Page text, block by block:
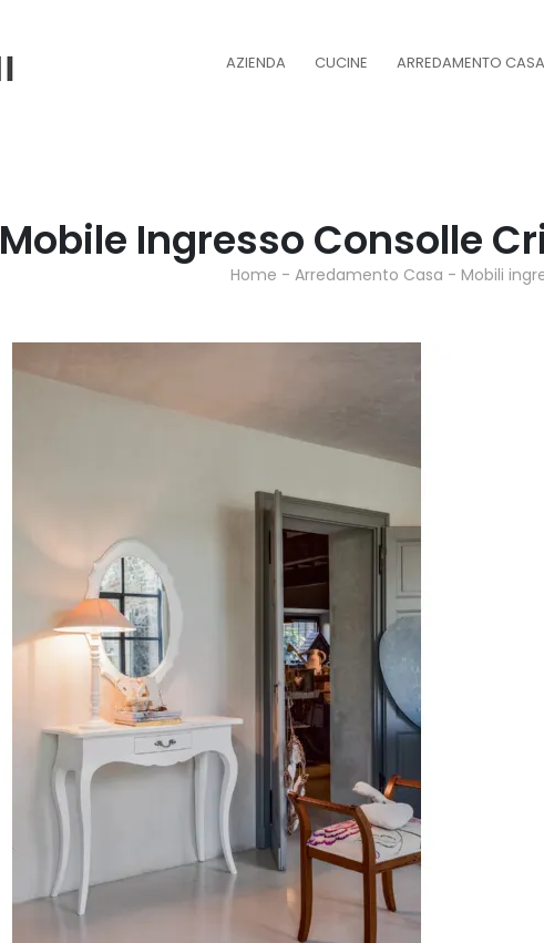
AZIENDA CUCINE ARREDAMENTO CASA
Mobile Ingresso Consolle
Home - Arredamento Casa - Mobili